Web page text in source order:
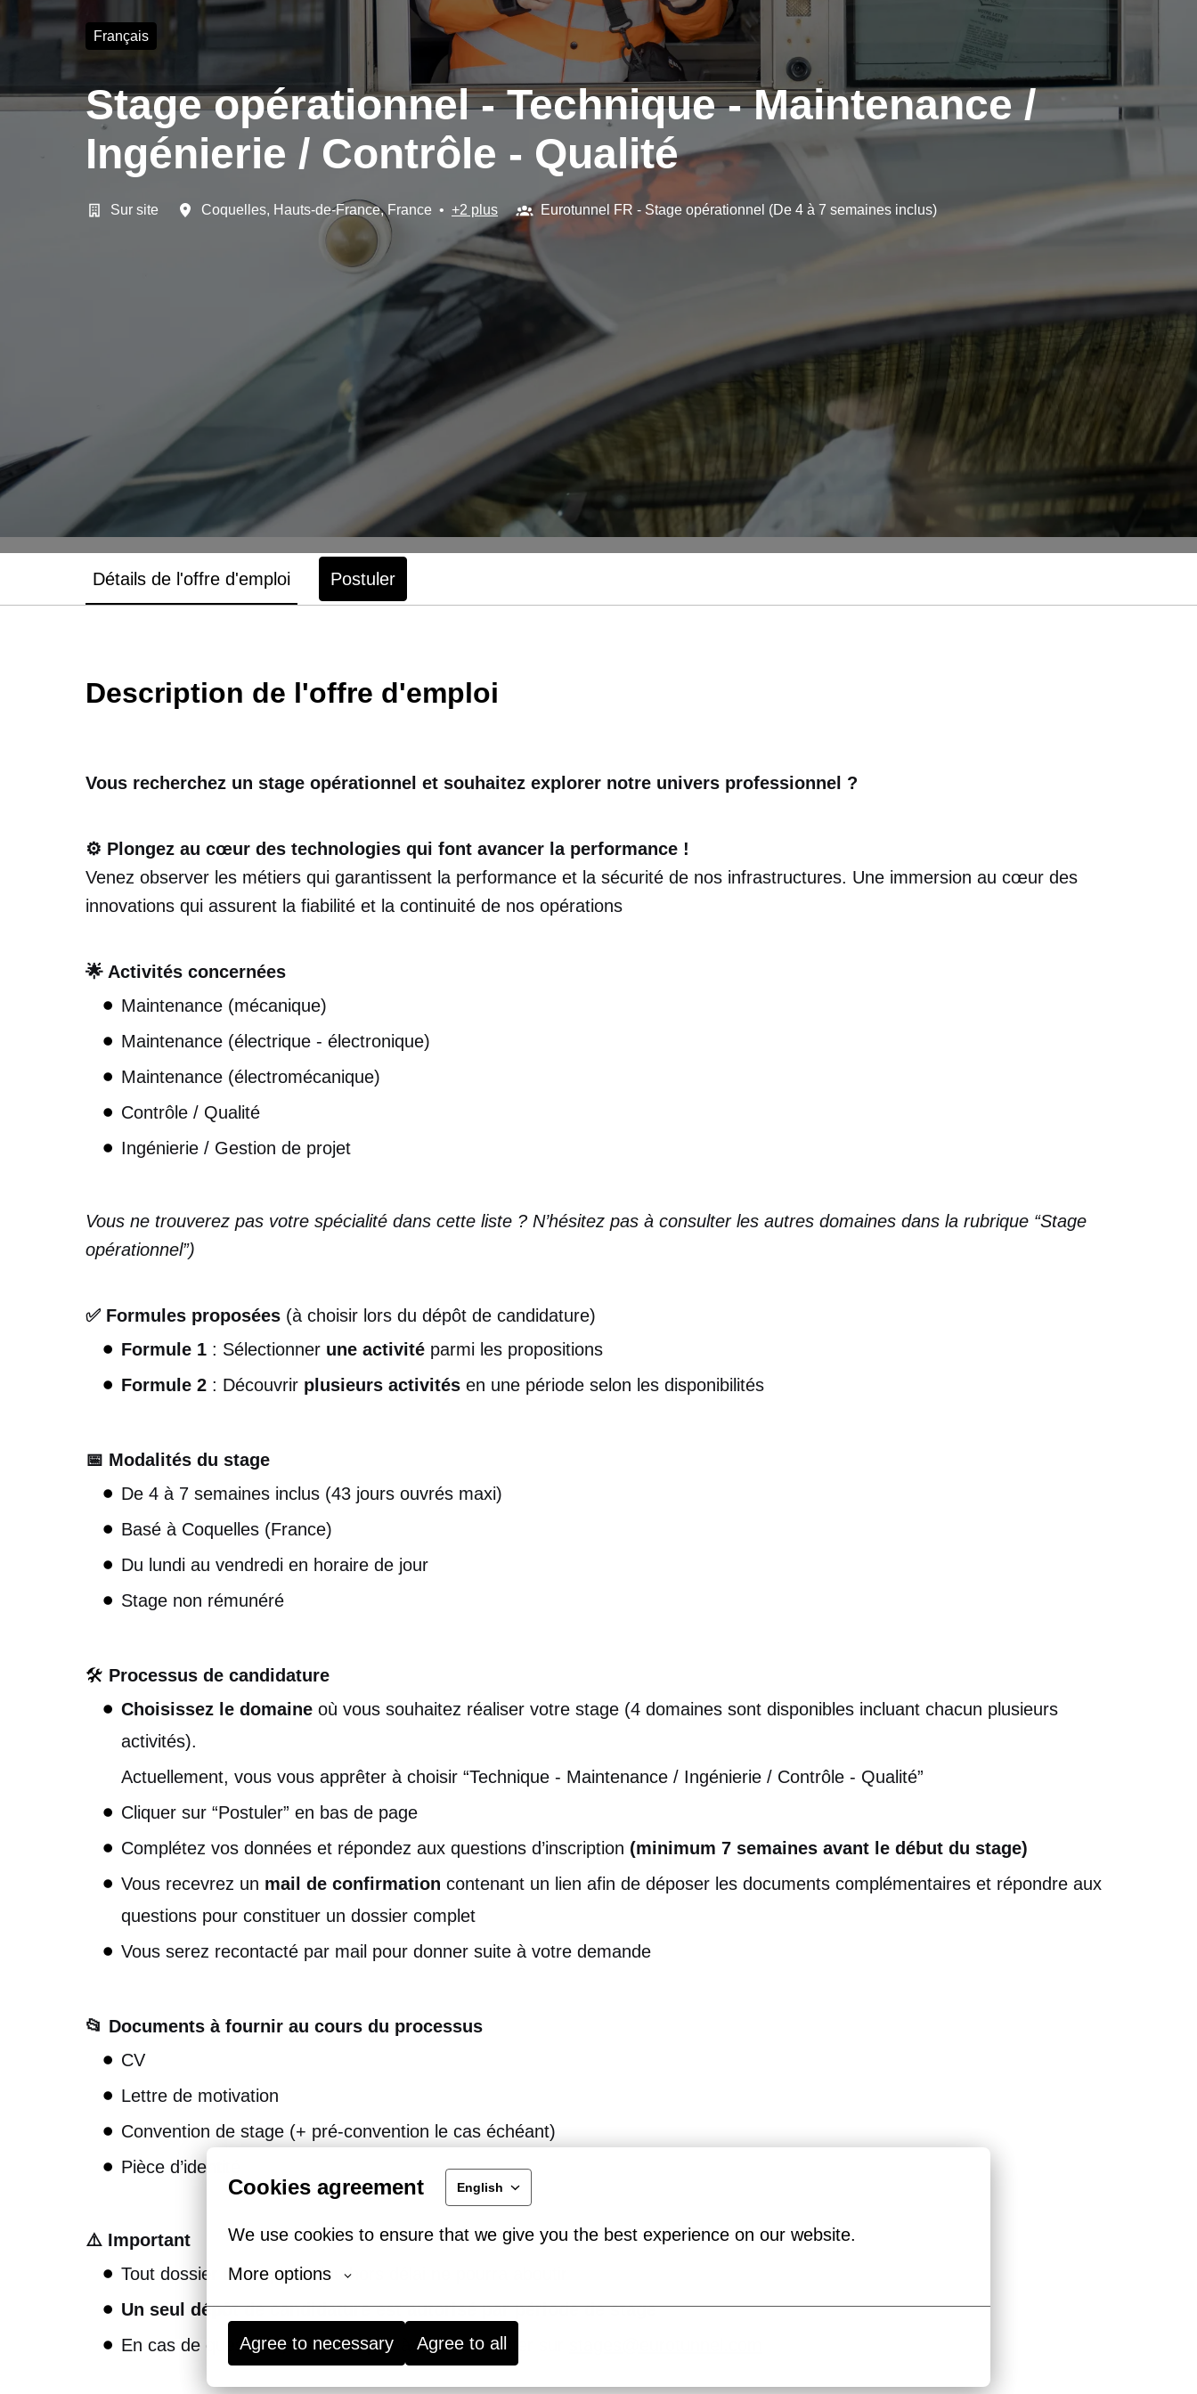
Cookies agreement English
We use cookies to ensure that we give you the best experience on our website.
More options
Agree to necessary Agree to all
Français
Stage opérationnel - Technique - Maintenance /
Ingénierie / Contrôle - Qualité
Sur site Coquelles, Hauts-de-France, France • +2 plus Eurotunnel FR - Stage opérationnel (De 4 à 7 semaines inclus)
Détails de l'offre d'emploi Postuler
Description de l'offre d'emploi
Vous recherchez un stage opérationnel et souhaitez explorer notre univers professionnel ?
⚙️ Plongez au cœur des technologies qui font avancer la performance !
Venez observer les métiers qui garantissent la performance et la sécurité de nos infrastructures. Une immersion au cœur des
innovations qui assurent la fiabilité et la continuité de nos opérations
🌟 Activités concernées
Maintenance (mécanique)
Maintenance (électrique - électronique)
Maintenance (électromécanique)
Contrôle / Qualité
Ingénierie / Gestion de projet
Vous ne trouverez pas votre spécialité dans cette liste ? N’hésitez pas à consulter les autres domaines dans la rubrique “Stage
opérationnel”)
✅ Formules proposées (à choisir lors du dépôt de candidature)
Formule 1 : Sélectionner une activité parmi les propositions
Formule 2 : Découvrir plusieurs activités en une période selon les disponibilités
📅 Modalités du stage
De 4 à 7 semaines inclus (43 jours ouvrés maxi)
Basé à Coquelles (France)
Du lundi au vendredi en horaire de jour
Stage non rémunéré
🛠️ Processus de candidature
Choisissez le domaine où vous souhaitez réaliser votre stage (4 domaines sont disponibles incluant chacun plusieurs
activités).
Actuellement, vous vous apprêter à choisir “Technique - Maintenance / Ingénierie / Contrôle - Qualité”
Cliquer sur “Postuler” en bas de page
Complétez vos données et répondez aux questions d’inscription (minimum 7 semaines avant le début du stage)
Vous recevrez un mail de confirmation contenant un lien afin de déposer les documents complémentaires et répondre aux
questions pour constituer un dossier complet
Vous serez recontacté par mail pour donner suite à votre demande
📂 Documents à fournir au cours du processus
CV
Lettre de motivation
Convention de stage (+ pré-convention le cas échéant)
Pièce d’identité
⚠️ Important
Tout dossier incomplet et/ou hors délai ne pourra aboutir
Un seul dépôt de candidature est autorisé par période de stage
En cas de questions, n’hésitez pas à nous contacter sur